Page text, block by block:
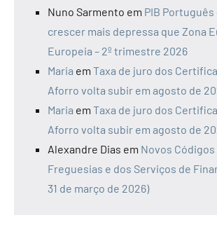
Nuno Sarmento em PIB
crescer mais depressa que Zona
Europeia – 2º trimestre 2026
Maria em Taxa de juro dos
Aforro volta subir em agosto de
Maria em Taxa de juro dos
Aforro volta subir em agosto de
Alexandre Dias em Novos Códigos
Freguesias e dos Serviços de
31 de março de 2026)